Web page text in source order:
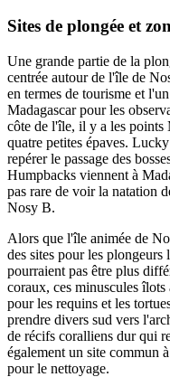
Sites de plongée et
Une grande partie de la
centrée autour de l'île de
en termes de tourisme et
Madagascar pour les
côte de l'île, il y a les points
quatre petites épaves.
repérer le passage des
Humpbacks viennent à
pas rare de voir la natation
Nosy B.
Alors que l'île animée de
des sites pour les
pourraient pas être plus
coraux, ces minuscules
pour les requins et les
prendre divers sud vers
de récifs coralliens dur qui
également un site commun
pour le nettoyage.